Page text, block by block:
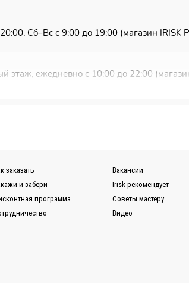
Сб–Вс с 9:00 до 19:00 (магазин IRISK
ежедневно с 10:00 до 22:00
Вас транспортной компании (СДЭК,
можете в разделе
Доставка.
заказать
и забери
программа
Вакансии
Irisk рекомендует
Советы мастеру
Видео